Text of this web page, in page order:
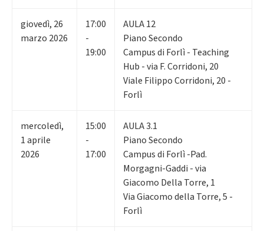
giovedì, 26
marzo 2026
17:00
-
19:00
AULA 12
Piano Secondo
Campus di Forlì - Teaching
Hub - via F. Corridoni, 20
Viale Filippo Corridoni, 20 -
Forlì
mercoledì,
1aprile
2026
15:00
-
17:00
AULA 3.1
Piano Secondo
Campus di Forlì -Pad.
Morgagni-Gaddi - via
Giacomo Della Torre, 1
Via Giacomo della Torre, 5 -
Forlì